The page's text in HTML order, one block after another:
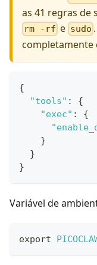
as 41 regras de
rm -rf e sudo
completamente
{
"tools" :
{
"exec" :
{
}
}
}
Variável de
export